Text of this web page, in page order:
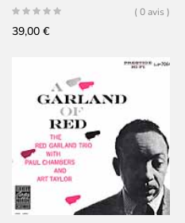
( 0 avis )
39,00 €